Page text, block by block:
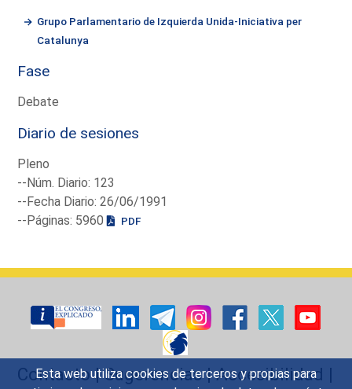
Esta web utiliza cookies de terceros y propias para
Grupo Parlamentario de Izquierda Unida-Iniciativa per
Catalunya
Fase
Debate
Diario de sesiones
Pleno
--Núm. Diario: 123
--Fecha Diario: 26/06/1991
--Páginas: 5960
PDF
Contacto|Sugerencias|Accesibilidad |